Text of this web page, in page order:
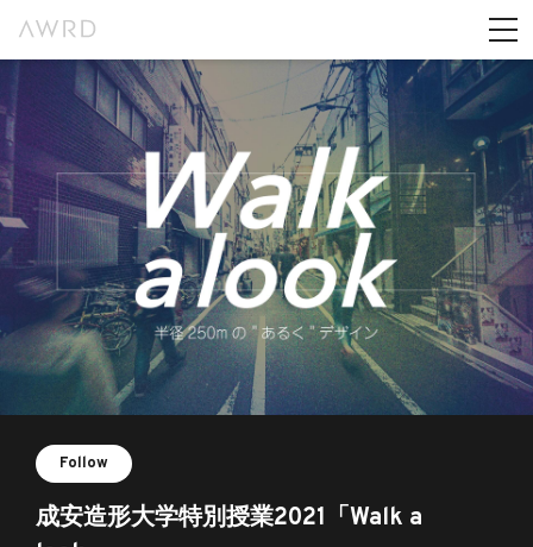
Follow
成安造形大学特別授業2021「Walk a